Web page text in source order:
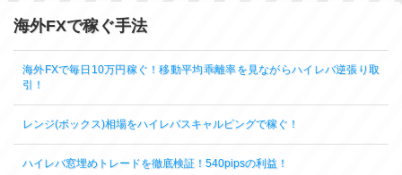
海外FXで稼ぐ手法
海外FXで毎日10万円稼ぐ！移動平均乖離率を見ながらハイレバ逆張り取
引！
レンジ(ボックス)相場をハイレバスキャルピングで稼ぐ！
ハイレバ窓埋めトレードを徹底検証！540pipsの利益！